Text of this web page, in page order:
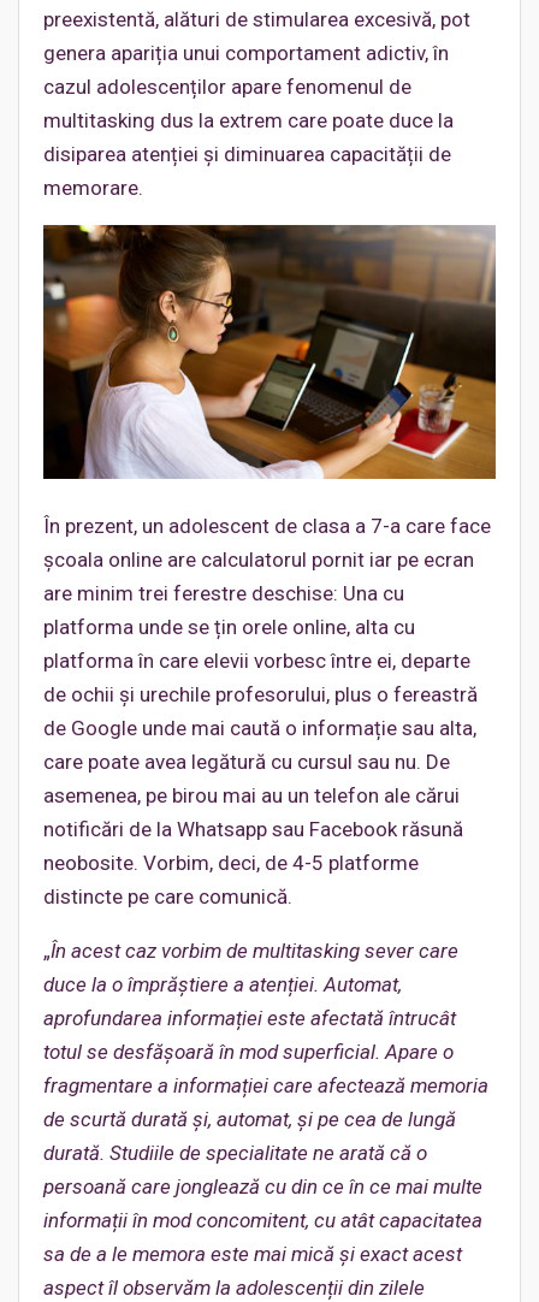
preexistentă, alături de stimularea excesivă, pot
genera apariția unui comportament adictiv, în
cazul adolescenților apare fenomenul de
multitasking dus la extrem care poate duce la
disiparea atenției și diminuarea capacității de
memorare.
În prezent, un adolescent de clasa a 7-a care face
școala online are calculatorul pornit iar pe ecran
are minim trei ferestre deschise: Una cu
platforma unde se țin orele online, alta cu
platforma în care elevii vorbesc între ei, departe
de ochii și urechile profesorului, plus o fereastră
de Google unde mai caută o informație sau alta,
care poate avea legătură cu cursul sau nu. De
asemenea, pe birou mai au un telefon ale cărui
notificări de la Whatsapp sau Facebook răsună
neobosite. Vorbim, deci, de 4-5 platforme
distincte pe care comunică.
„În acest caz vorbim de multitasking sever care
duce la o împrăștiere a atenției. Automat,
aprofundarea informației este afectată întrucât
totul se desfășoară în mod superficial. Apare o
fragmentare a informației care afectează memoria
de scurtă durată și, automat, și pe cea de lungă
durată. Studiile de specialitate ne arată că o
persoană care jonglează cu din ce în ce mai multe
informații în mod concomitent, cu atât capacitatea
sa de a le memora este mai mică și exact acest
aspect îl observăm la adolescenții din zilele